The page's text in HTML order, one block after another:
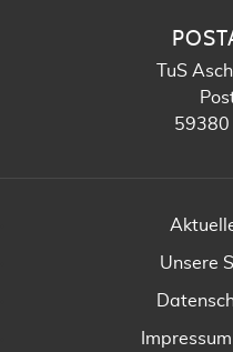
TuS
59380
Unsere